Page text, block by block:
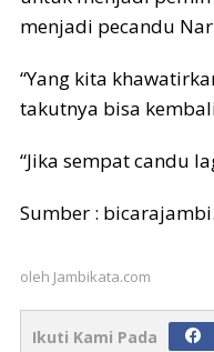
menjadi pecandu
“Yang kita
takutnya bisa
“Jika sempat candu
Sumber :
oleh Jambikata.com
Ikuti Kami Pada